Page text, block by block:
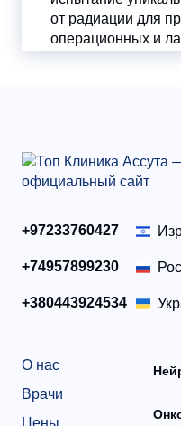
от радиации для
операционных и
+97233760427
+74957899230
+380443924534
О нас
Врачи